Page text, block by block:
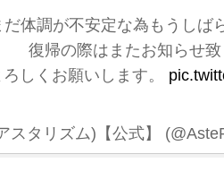
体調が不安定な為もうしば
復帰の際はまたお知らせ致
しくお願いします。
スタリズム)【公式】